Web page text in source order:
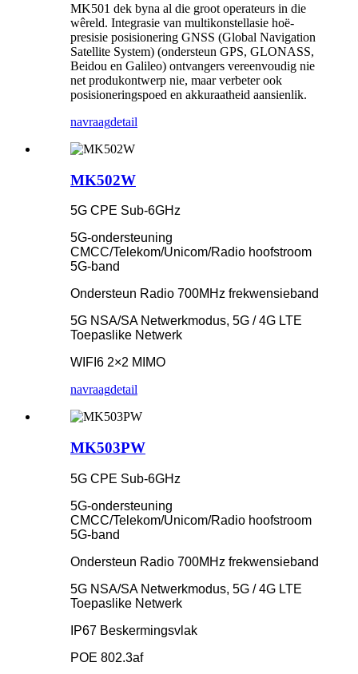
MK501 dek byna al die groot operateurs in die
wêreld. Integrasie van multikonstellasie hoë-
presisie posisionering GNSS (Global Navigation
Satellite System) (ondersteun GPS, GLONASS,
Beidou en Galileo) ontvangers vereenvoudig nie
net produkontwerp nie, maar verbeter ook
posisioneringspoed en akkuraatheid aansienlik.
navraagdetail
MK502W
5G CPE Sub-6GHz
5G-ondersteuning
CMCC/Telekom/Unicom/Radio hoofstroom
5G-band
Ondersteun Radio 700MHz frekwensieband
5G NSA/SA Netwerkmodus, 5G / 4G LTE
Toepaslike Netwerk
WIFI6 2×2 MIMO
navraagdetail
MK503PW
5G CPE Sub-6GHz
5G-ondersteuning
CMCC/Telekom/Unicom/Radio hoofstroom
5G-band
Ondersteun Radio 700MHz frekwensieband
5G NSA/SA Netwerkmodus, 5G / 4G LTE
Toepaslike Netwerk
IP67 Beskermingsvlak
POE 802.3af